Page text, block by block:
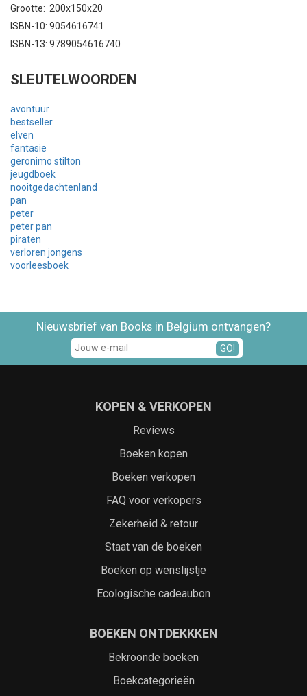
Grootte: 200x150x20
ISBN-10: 9054616741
ISBN-13: 9789054616740
SLEUTELWOORDEN
avontuur
bestseller
elven
fantasie
geronimo stilton
jeugdboek
nooitgedachtenland
pan
peter
peter pan
piraten
verloren jongens
voorleesboek
Nieuwsbrief van Books in Belgium ontvangen?
GO!
KOPEN & VERKOPEN
Reviews
Boeken kopen
Boeken verkopen
FAQ voor verkopers
Zekerheid & retour
Staat van de boeken
Boeken op wenslijstje
Ecologische cadeaubon
BOEKEN ONTDEKKKEN
Bekroonde boeken
Boekcategorieën